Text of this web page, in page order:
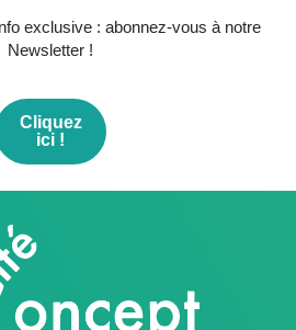
exclusive : abonnez-vous à notre
Newsletter !
Cliquez
ici !